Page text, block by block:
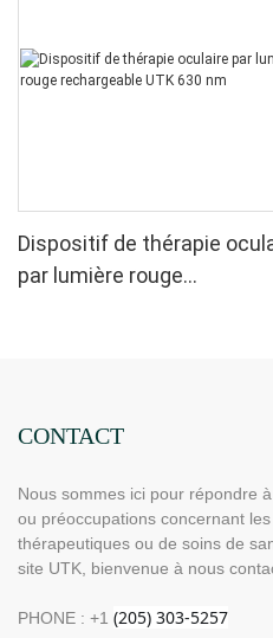
Dispositif de thérapie
par lumière rouge
CONTACT
Nous sommes ici pour répondre
ou préoccupations concernant
thérapeutiques ou de soins de
site UTK, bienvenue à nous
PHONE : +1